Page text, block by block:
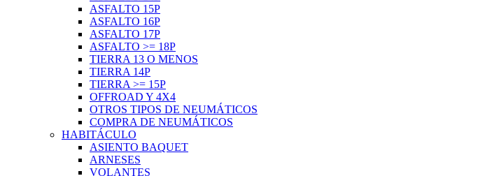
ASFALTO 15P
ASFALTO 16P
ASFALTO 17P
ASFALTO >= 18P
TIERRA 13 O MENOS
TIERRA 14P
TIERRA >= 15P
OFFROAD Y 4X4
OTROS TIPOS DE NEUMÁTICOS
COMPRA DE NEUMÁTICOS
HABITÁCULO
ASIENTO BAQUET
ARNESES
VOLANTES